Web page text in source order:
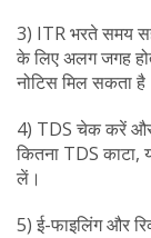
3) ITR भरते समय
के लिए अलग जगह
नोटिस मिल सकता
4) TDS चेक करें और
कितना TDS
लें।
5) ई-फाइलिंग और